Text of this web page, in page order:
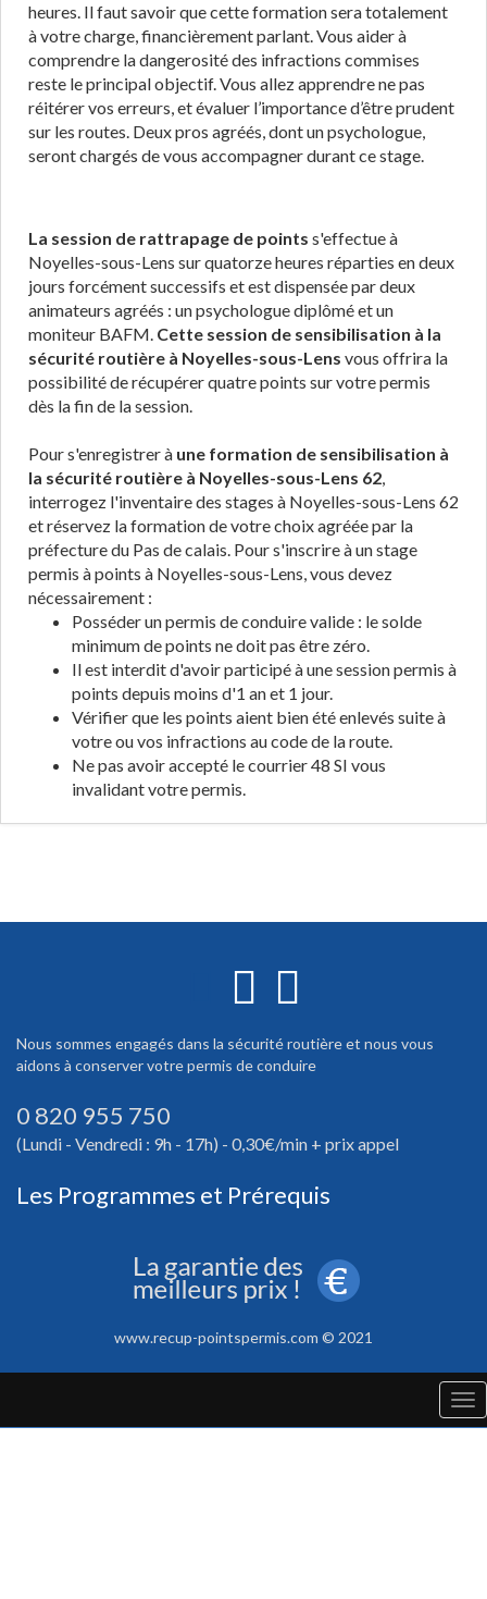
heures. Il faut savoir que cette formation sera totalement
à votre charge, financièrement parlant. Vous aider à
comprendre la dangerosité des infractions commises
reste le principal objectif. Vous allez apprendre ne pas
réitérer vos erreurs, et évaluer l’importance d’être prudent
sur les routes. Deux pros agréés, dont un psychologue,
seront chargés de vous accompagner durant ce stage.
La session de rattrapage de points s'effectue à
Noyelles-sous-Lens sur quatorze heures réparties en deux
jours forcément successifs et est dispensée par deux
animateurs agréés : un psychologue diplômé et un
moniteur BAFM. Cette session de sensibilisation à la
sécurité routière à Noyelles-sous-Lens vous offrira la
possibilité de récupérer quatre points sur votre permis
dès la fin de la session.
Pour s'enregistrer à une formation de sensibilisation à
la sécurité routière à Noyelles-sous-Lens 62,
interrogez l'inventaire des stages à Noyelles-sous-Lens 62
et réservez la formation de votre choix agréée par la
préfecture du Pas de calais. Pour s'inscrire à un stage
permis à points à Noyelles-sous-Lens, vous devez
nécessairement :
Posséder un permis de conduire valide : le solde
minimum de points ne doit pas être zéro.
Il est interdit d'avoir participé à une session permis à
points depuis moins d'1 an et 1 jour.
Vérifier que les points aient bien été enlevés suite à
votre ou vos infractions au code de la route.
Ne pas avoir accepté le courrier 48 SI vous
invalidant votre permis.
Nous sommes engagés dans la sécurité routière et nous vous
aidons à conserver votre permis de conduire
0 820 955 750
(Lundi - Vendredi : 9h - 17h) - 0,30€/min + prix appel
Les Programmes et Prérequis
www.recup-pointspermis.com © 2021